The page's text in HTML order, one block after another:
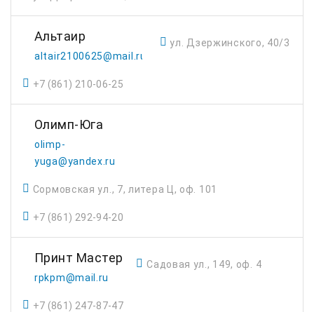
Альтаир
altair2100625@mail.ru
ул. Дзержинского, 40/3
+7 (861) 210-06-25
Олимп-Юга
olimp-
yuga@yandex.ru
Сормовская ул., 7, литера Ц, оф. 101
+7 (861) 292-94-20
Принт Мастер
rpkpm@mail.ru
Садовая ул., 149, оф. 4
+7 (861) 247-87-47